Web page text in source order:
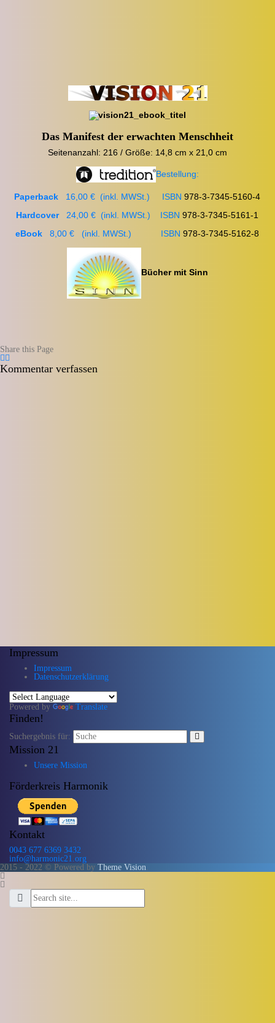
Das Manifest der erwachten Menschheit
Seitenanzahl: 216 / Größe: 14,8 cm x 21,0 cm
Bestellung:
Paperback 16,00 € (inkl. MWSt.) ISBN978-3-7345-5160-4
Hardcover24,00 € (inkl. MWSt.) ISBN978-3-7345-5161-1
eBook 8,00 € (inkl. MWSt.) ISBN978-3-7345-5162-8
Bücher mit Sinn
Share this Page
Kommentar verfassen
Impressum
Impressum
Datenschutzerklärung
Powered by Translate
Finden!
Suchergebnis für:
Mission 21
Unsere Mission
Förderkreis Harmonik
Kontakt
0043 677 6369 3432
info@harmonic21.org
2015 - 2022 © Powered by Theme Vision.